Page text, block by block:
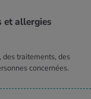
et allergies
des traitements, des
concernées.